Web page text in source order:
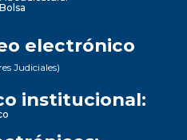
electrónico
Judiciales)
institucional: